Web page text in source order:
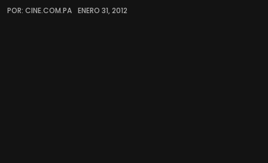
POR: CINE.COM.PA ENERO 31, 2012